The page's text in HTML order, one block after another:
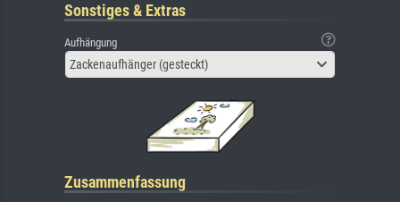
Sonstiges & Extras
Aufhängung
Zackenaufhänger (gesteckt)
Zusammenfassung